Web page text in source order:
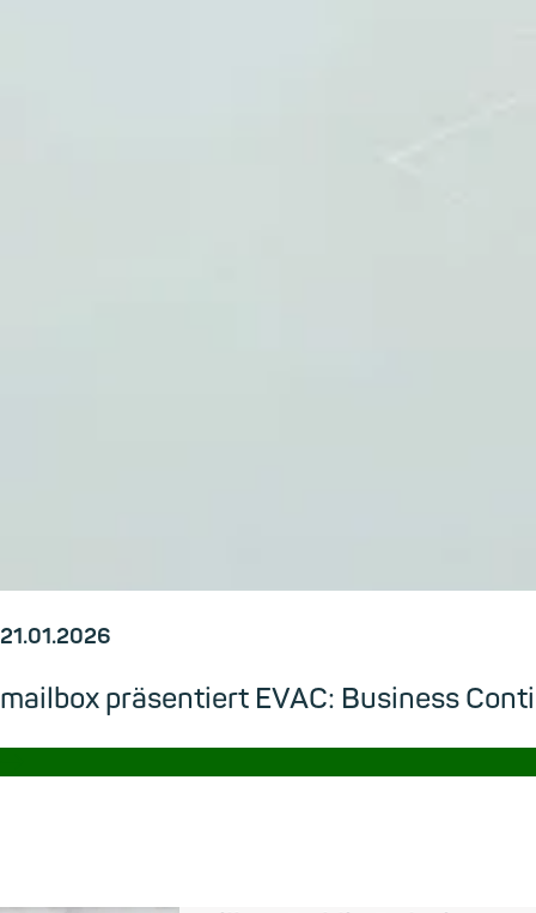
21.01.2026
mailbox präsentiert EVAC: Business